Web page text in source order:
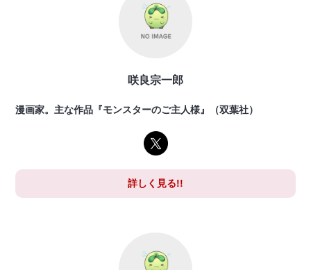
咲良宗一郎
漫画家。主な作品『モンスターのご主人様』（双葉社）
詳しく見る!!